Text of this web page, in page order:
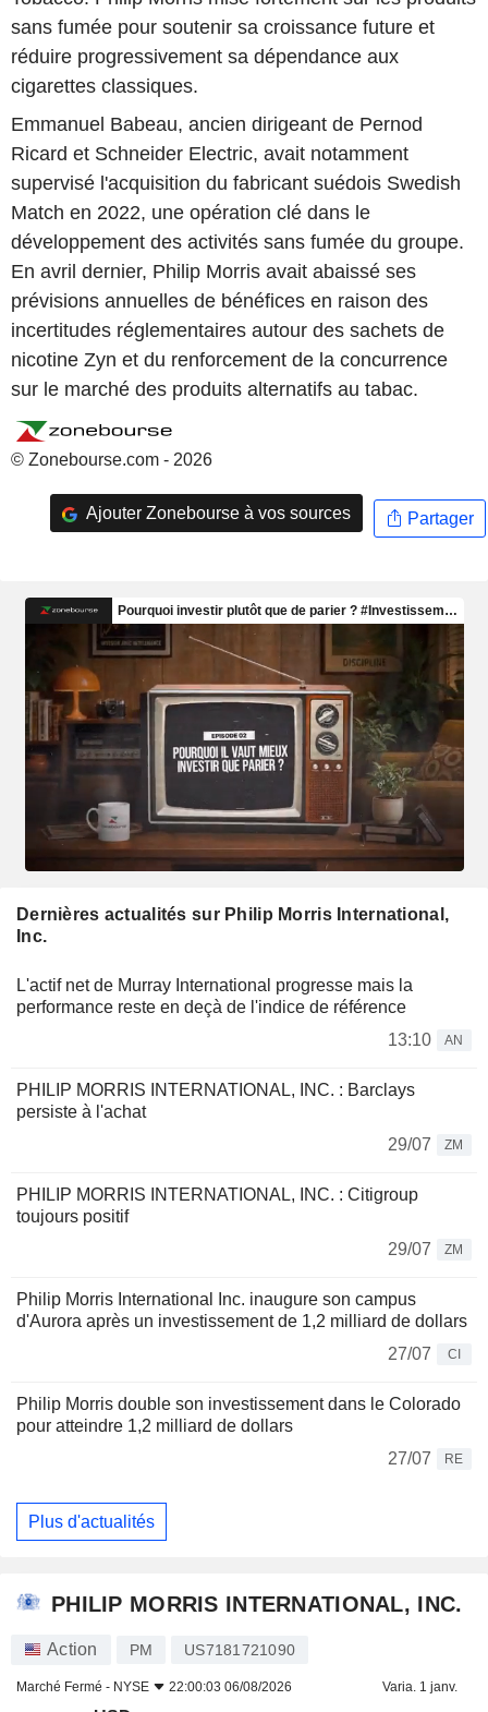
sans fumée pour soutenir sa croissance future et
réduire progressivement sa dépendance aux
cigarettes classiques.
Emmanuel Babeau, ancien dirigeant de Pernod
Ricard et Schneider Electric, avait notamment
supervisé l'acquisition du fabricant suédois Swedish
Match en 2022, une opération clé dans le
développement des activités sans fumée du groupe.
En avril dernier, Philip Morris avait abaissé ses
prévisions annuelles de bénéfices en raison des
incertitudes réglementaires autour des sachets de
nicotine Zyn et du renforcement de la concurrence
sur le marché des produits alternatifs au tabac.
© Zonebourse.com - 2026
Ajouter Zonebourse à vos sources Partager
Dernières actualités sur Philip Morris International,
Inc.
L'actif net de Murray International progresse mais la
performance reste en deçà de l'indice de référence
13:10
AN
PHILIP MORRIS INTERNATIONAL, INC. : Barclays
persiste à l'achat
29/07
ZM
PHILIP MORRIS INTERNATIONAL, INC. : Citigroup
toujours positif
29/07
ZM
Philip Morris International Inc. inaugure son campus
d'Aurora après un investissement de 1,2 milliard de dollars
27/07
CI
Philip Morris double son investissement dans le Colorado
pour atteindre 1,2 milliard de dollars
27/07
RE
Plus d'actualités
PHILIP MORRIS INTERNATIONAL, INC.
Action PM US7181721090
Marché Fermé - NYSE 22:00:03 06/08/2026 Varia. 1 janv.